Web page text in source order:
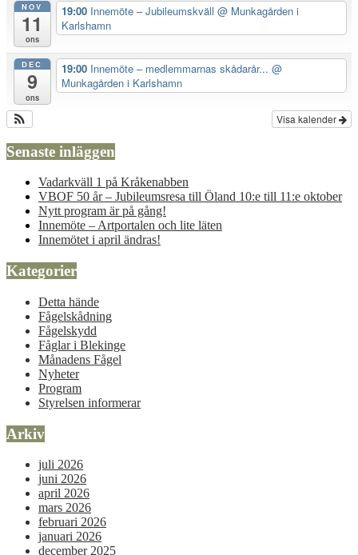
NOV
11
ons
19:00 Innemöte – Jubileumskväll @ Munkagården i
Karlshamn
DEC
9
ons
19:00 Innemöte – medlemmarnas skådarår... @
Munkagården i Karlshamn
Visa kalender
Senaste inläggen
Vadarkväll 1 på Kråkenabben
VBOF 50 år – Jubileumsresa till Öland 10:e till 11:e oktober
Nytt program är på gång!
Innemöte – Artportalen och lite läten
Innemötet i april ändras!
Kategorier
Detta hände
Fågelskådning
Fågelskydd
Fåglar i Blekinge
Månadens Fågel
Nyheter
Program
Styrelsen informerar
Arkiv
juli 2026
juni 2026
april 2026
mars 2026
februari 2026
januari 2026
december 2025